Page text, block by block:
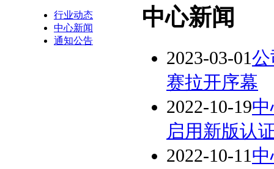
行业动态
中心新闻
通知公告
中心新闻
2023-03-01公
赛拉开序幕
2022-10-19
启用新版认
2022-10-11